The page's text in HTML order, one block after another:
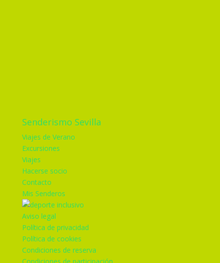
Senderismo Sevilla
Viajes de Verano
Excursiones
Viajes
Hacerse socio
Contacto
Mis Senderos
Aviso legal
Política de privacidad
Política de cookies
Condiciones de reserva